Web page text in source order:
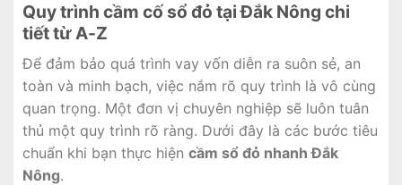
Quy trình cầm cố sổ đỏ tại Đắk Nông chi
tiết từ A-Z
Để đảm bảo quá trình vay vốn diễn ra suôn sẻ, an
toàn và minh bạch, việc nắm rõ quy trình là vô cùng
quan trọng. Một đơn vị chuyên nghiệp sẽ luôn tuân
thủ một quy trình rõ ràng. Dưới đây là các bước tiêu
chuẩn khi bạn thực hiện cầm sổ đỏ nhanh Đắk
Nông.